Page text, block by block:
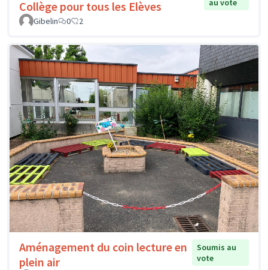
Collège pour tous les Elèves
au vote
Gibelin
0 2
Aménagement du coin lecture en
plein air
Soumis au
vote